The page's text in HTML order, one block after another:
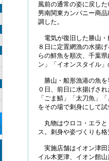
風前の通常の姿に戻し
男南関東カンパニー商
調した。
電気が復旧した勝山・
８日に定置網漁の水揚
らの鮮魚を順次、千葉
ン」「イオンスタイル
勝山・船形漁港の魚を
０日、前日に水揚げさ
「ごま鯖」「太刀魚」
をその場で刺身にして
丸物はウロコ・エラと
ス。刺身や姿づくりも
実施店舗はイオン津田
イル木更津、イオン館